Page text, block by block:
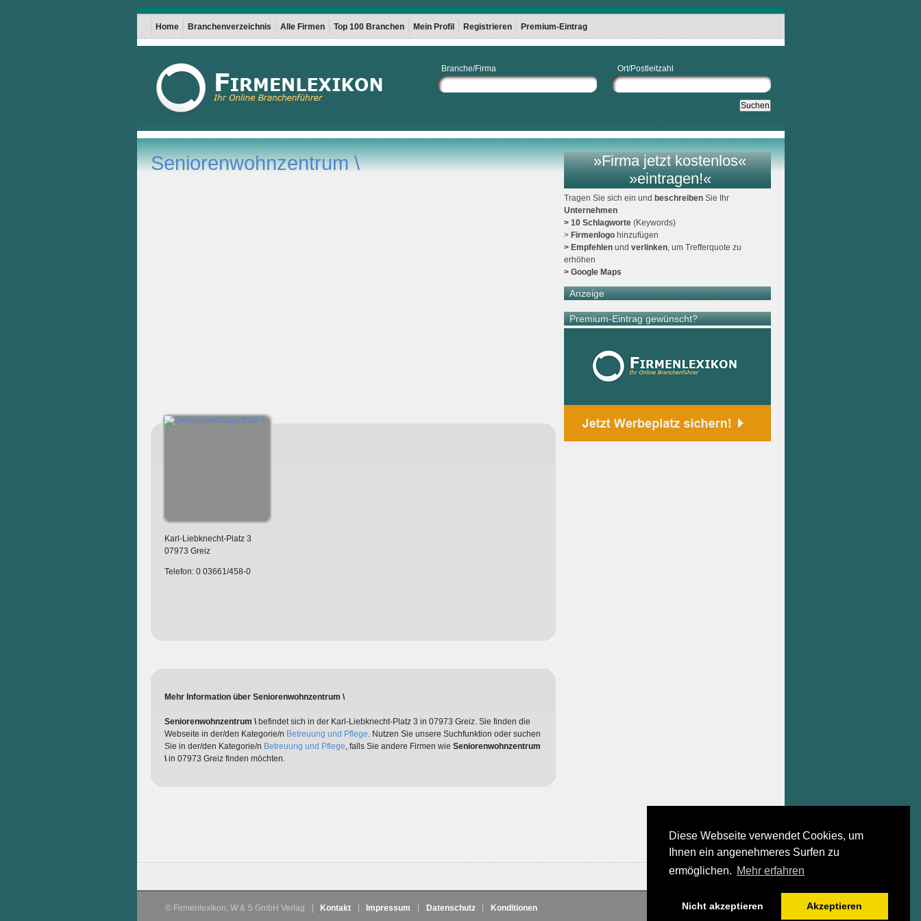
Diese Webseite verwendet Cookies, um
Ihnen ein angenehmeres Surfen zu
ermöglichen. Mehr erfahren
Nicht akzeptieren Akzeptieren
Home Branchenverzeichnis Alle Firmen Top 100 Branchen Mein Profil Registrieren Premium-Eintrag
Branche/Firma Ort/Postleitzahl
Seniorenwohnzentrum \
Karl-Liebknecht-Platz 3
07973 Greiz
Telefon: 0 03661/458-0
Mehr Information über Seniorenwohnzentrum \
Seniorenwohnzentrum \befindet sich in der Karl-Liebknecht-Platz 3 in 07973 Greiz. Sie finden die
Webseite in der/den Kategorie/n Betreuung und Pflege. Nutzen Sie unsere Suchfunktion oder suchen
Sie in der/den Kategorie/n Betreuung und Pflege, falls Sie andere Firmen wie Seniorenwohnzentrum
\in 07973 Greiz finden möchten.
»Firma jetzt kostenlos«
»eintragen!«
Tragen Sie sich ein und beschreibenSie Ihr
Unternehmen
> 10 Schlagworte(Keywords)
> Firmenlogohinzufügen
> Empfehlenund verlinken, um Trefferquote zu
erhöhen
> Google Maps
Anzeige
Premium-Eintrag gewünscht?
© Firmenlexikon, W & S GmbH Verlag Kontakt Impressum Datenschutz Konditionen